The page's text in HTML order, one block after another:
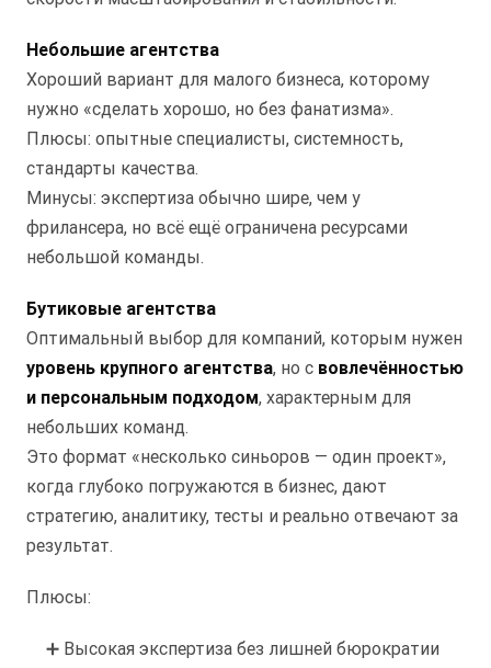
Небольшие агентства
Хороший вариант для малого бизнеса, которому
нужно «сделать хорошо, но без фанатизма».
Плюсы: опытные специалисты, системность,
стандарты качества.
Минусы: экспертиза обычно шире, чем у
фрилансера, но всё ещё ограничена ресурсами
небольшой команды.
Бутиковые агентства
Оптимальный выбор для компаний, которым нужен
уровень крупного агентства, но с вовлечённостью
и персональным подходом, характерным для
небольших команд.
Это формат «несколько синьоров — один проект»,
когда глубоко погружаются в бизнес, дают
стратегию, аналитику, тесты и реально отвечают за
результат.
Плюсы:
➕ Высокая экспертиза без лишней бюрократии